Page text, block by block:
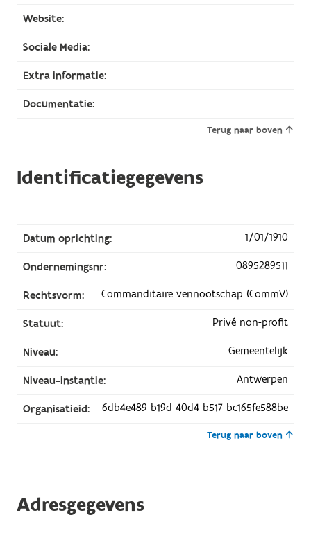
Website:
Sociale Media:
Extra informatie:
Documentatie:
Terug naar boven
Identificatiegegevens
Datum oprichting: 1/01/1910
Ondernemingsnr: 0895289511
Rechtsvorm: Commanditaire vennootschap (CommV)
Statuut: Privé non-profit
Niveau: Gemeentelijk
Niveau-instantie: Antwerpen
Organisatieid: 6db4e489-b19d-40d4-b517-bc165fe588be
Terug naar boven
Adresgegevens